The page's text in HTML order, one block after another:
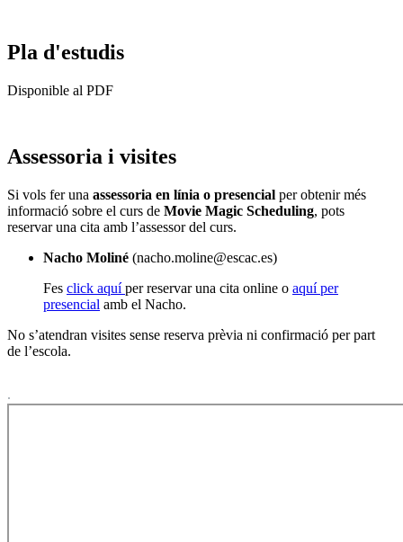
Pla d'estudis
Disponible al PDF
Assessoria i visites
Si vols fer una assessoria en línia o presencial per obtenir més
informació sobre el curs de Movie Magic Scheduling, pots
reservar una cita amb l’assessor del curs.
Nacho Moliné (nacho.moline@escac.es)
Fes click aquíper reservar una cita online o aquí per
presencial amb el Nacho.
No s’atendran visites sense reserva prèvia ni confirmació per part
de l’escola.